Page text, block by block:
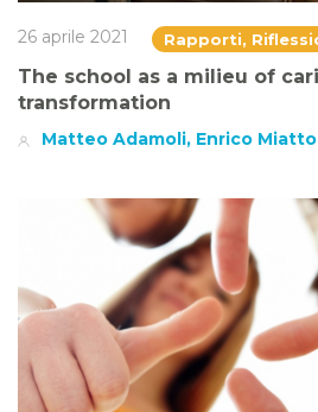
26 aprile 2021 Rapporti,
The school as a milieu of
transformation
Matteo Adamoli, Enrico Miatto